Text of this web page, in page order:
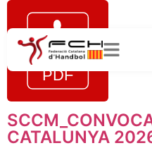
CATALUNYA